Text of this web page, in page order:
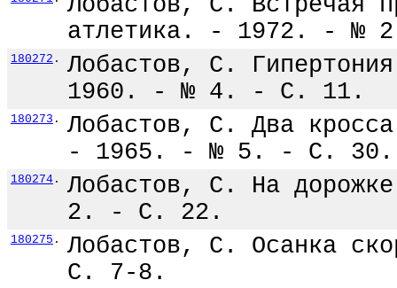
Лобастов, С.
атлетика. - 1972. - №
180272 .
Лобастов, С.
1960. - № 4. - С. 11.
180273 .
Лобастов, С. Два
- 1965. - № 5. - С. 30.
180274 .
Лобастов, С. На
2. - С. 22.
180275 .
Лобастов, С. Осанка
С. 7-8.